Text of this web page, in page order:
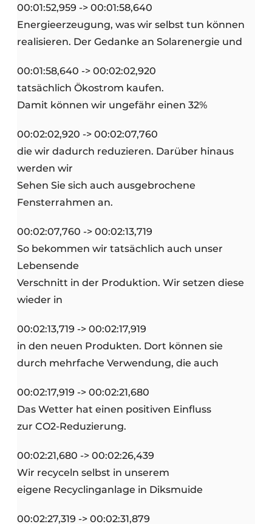
00:01:52,959 -> 00:01:58,640
Energieerzeugung, was wir selbst tun können
realisieren. Der Gedanke an Solarenergie und
00:01:58,640 -> 00:02:02,920
tatsächlich Ökostrom kaufen.
Damit können wir ungefähr einen 32%
00:02:02,920 -> 00:02:07,760
die wir dadurch reduzieren. Darüber hinaus
werden wir
Sehen Sie sich auch ausgebrochene
Fensterrahmen an.
00:02:07,760 -> 00:02:13,719
So bekommen wir tatsächlich auch unser
Lebensende
Verschnitt in der Produktion. Wir setzen diese
wieder in
00:02:13,719 -> 00:02:17,919
in den neuen Produkten. Dort können sie
durch mehrfache Verwendung, die auch
00:02:17,919 -> 00:02:21,680
Das Wetter hat einen positiven Einfluss
zur CO2-Reduzierung.
00:02:21,680 -> 00:02:26,439
Wir recyceln selbst in unserem
eigene Recyclinganlage in Diksmuide
00:02:27,319 -> 00:02:31,879